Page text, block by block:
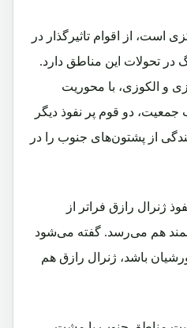
است، از اقوام تاثیرگذار در
تحولات این مناطق دارد.
و الکوزی، با محوریت
جمعیت، دو قوم پر نفوذ دیگر
از پشتون‌های جنوب را در
ژنرال رازق فراتر از
هلمند هم می‌رسد. گفته می‌شود
باشد، ژنرال رازق هم